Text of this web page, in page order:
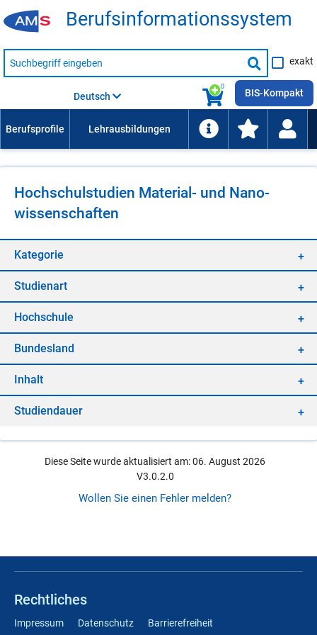
Be­rufs­in­for­ma­ti­ons­sys­tem
Suche
nach
Suche
starten
exakt
0
Deutsch BIS-Kompakt
Hoch­schul­stu­di­en Ma­te­ri­al- und Na­no­
wis­sen­schaf­ten
Ka­te­go­rie
Stu­di­en­art
Hoch­schu­le
Bun­des­land
In­halt
Stu­di­en­dau­er
Diese Seite wurde aktualisiert am: 06. August 2026
V3.0.2.0
Wollen Sie einen Fehler melden?
Rechtliches
Impressum Datenschutz Barrierefreiheit